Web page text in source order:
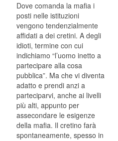
Dove comanda la mafia i
posti nelle istituzioni
vengono tendenzialmente
affidati a dei cretini. A degli
idioti, termine con cui
indichiamo “l’uomo inetto a
partecipare alla cosa
pubblica”. Ma che vi diventa
adatto e prendi anzi a
parteciparvi, anche ai livelli
più alti, appunto per
assecondare le esigenze
della mafia. Il cretino farà
spontaneamente, spesso in